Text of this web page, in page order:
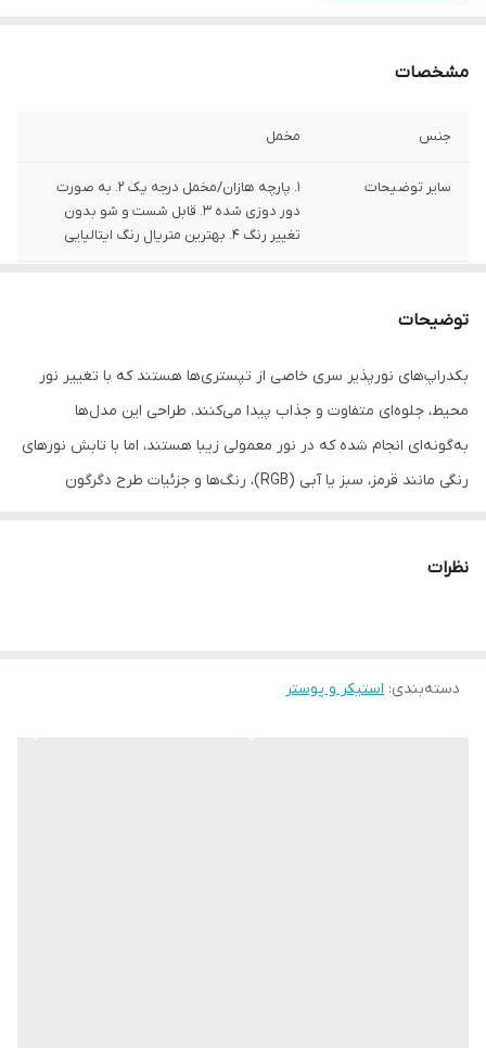
مشخصات
جنس مخمل
سایر توضیحات
1. پارچه هازان/مخمل درجه یک 2. به صورت
دور دوزی شده 3. قابل شست و شو بدون
تغییر رنگ 4. بهترین متریال رنگ ایتالیایی
توضیحات
بکدراپ‌های نورپذیر سری خاصی از تپستری‌ها هستند که با تغییر نور
محیط، جلوه‌ای متفاوت و جذاب پیدا می‌کنند. طراحی این مدل‌ها
به‌گونه‌ای انجام شده که در نور معمولی زیبا هستند، اما با تابش نورهای
رنگی مانند قرمز، سبز یا آبی (RGB)، رنگ‌ها و جزئیات طرح دگرگون
هنری یا هر جایی‌ هستند که به دنبال فضایی خاص و متفاوت باشید.
می‌کنند.
نظرات
دسته‌بندی: استیکر و پوستر